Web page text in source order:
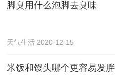
脚臭用什么泡脚去臭味
天气生活 2020-12-15
米饭和馒头哪个更容易发胖